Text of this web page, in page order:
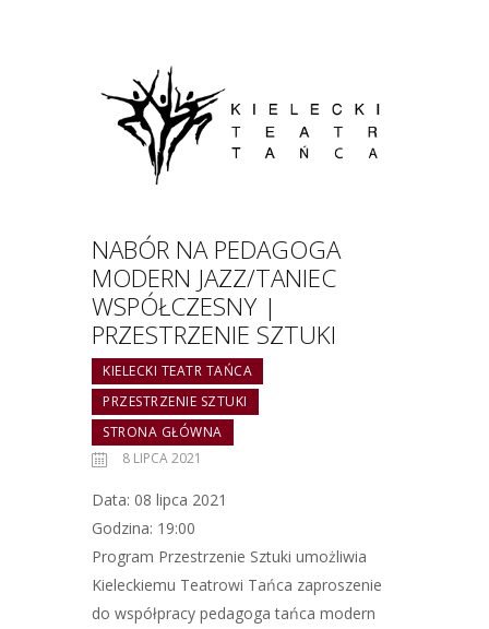
NABÓR NA PEDAGOGA
MODERN JAZZ/TANIEC
WSPÓŁCZESNY |
PRZESTRZENIE SZTUKI
KIELECKI TEATR TAŃCA
PRZESTRZENIE SZTUKI
STRONA GŁÓWNA
8 LIPCA 2021
Data: 08 lipca 2021
Godzina: 19:00
Program Przestrzenie Sztuki umożliwia
Kieleckiemu Teatrowi Tańca zaproszenie
do współpracy pedagoga tańca modern